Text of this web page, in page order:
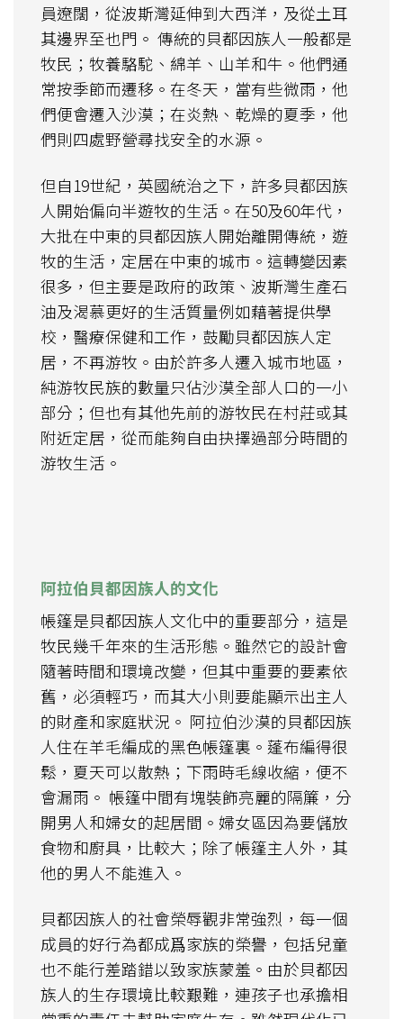
員遼闊，從波斯灣延伸到大西洋，及從土耳
其邊界至也門。 傳統的貝都因族人一般都是
牧民；牧養駱駝、綿羊、山羊和牛。他們通
常按季節而遷移。在冬天，當有些微雨，他
們便會遷入沙漠；在炎熱、乾燥的夏季，他
們則四處野營尋找安全的水源。
但自19世紀，英國統治之下，許多貝都因族
人開始偏向半遊牧的生活。在50及60年代，
大批在中東的貝都因族人開始離開傳統，遊
牧的生活，定居在中東的城市。這轉變因素
很多，但主要是政府的政策、波斯灣生產石
油及渴慕更好的生活質量例如藉著提供學
校，醫療保健和工作，鼓勵貝都因族人定
居，不再游牧。由於許多人遷入城市地區，
純游牧民族的數量只佔沙漠全部人口的一小
部分；但也有其他先前的游牧民在村莊或其
附近定居，從而能夠自由抉擇過部分時間的
游牧生活。
阿拉伯貝都因族人的文化
帳篷是貝都因族人文化中的重要部分，這是
牧民幾千年來的生活形態。雖然它的設計會
隨著時間和環境改變，但其中重要的要素依
舊，必須輕巧，而其大小則要能顯示出主人
的財產和家庭狀況。 阿拉伯沙漠的貝都因族
人住在羊毛編成的黑色帳篷裏。蓬布編得很
鬆，夏天可以散熱；下雨時毛線收縮，便不
會漏雨。 帳篷中間有塊裝飾亮麗的隔簾，分
開男人和婦女的起居間。婦女區因為要儲放
食物和廚具，比較大；除了帳篷主人外，其
他的男人不能進入。
貝都因族人的社會榮辱觀非常強烈，每一個
成員的好行為都成爲家族的榮譽，包括兒童
也不能行差踏錯以致家族蒙羞。由於貝都因
族人的生存環境比較艱難，連孩子也承擔相